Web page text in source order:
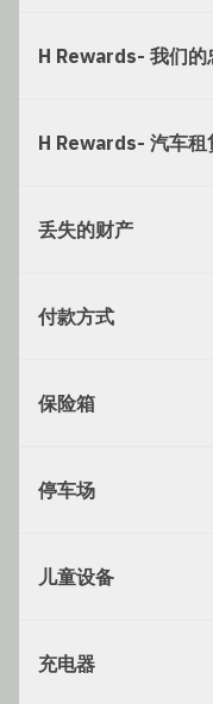
H Rewards- 我们的
H Rewards- 汽车租
丢失的财产
付款方式
保险箱
停车场
儿童设备
充电器